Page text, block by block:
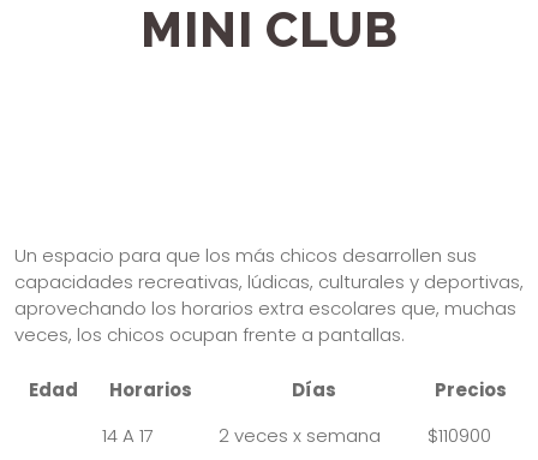
MINI CLUB
Un espacio para que los más chicos desarrollen sus
capacidades recreativas, lúdicas, culturales y deportivas,
aprovechando los horarios extra escolares que, muchas
veces, los chicos ocupan frente a pantallas.
Edad Horarios Días
Precios
14 A 17
2 veces x semana
$110900